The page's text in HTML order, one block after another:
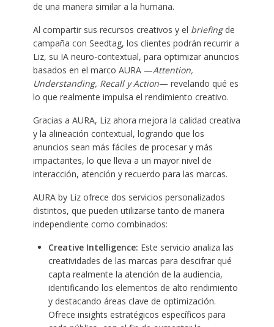
de una manera similar a la humana.
Al compartir sus recursos creativos y el briefingde
campaña con Seedtag, los clientes podrán recurrir a
Liz, su IA neuro-contextual, para optimizar anuncios
basados en el marco AURA —Attention,
Understanding, Recall y Action— revelando qué es
lo que realmente impulsa el rendimiento creativo.
Gracias a AURA, Liz ahora mejora la calidad creativa
y la alineación contextual, logrando que los
anuncios sean más fáciles de procesar y más
impactantes, lo que lleva a un mayor nivel de
interacción, atención y recuerdo para las marcas.
AURA by Liz ofrece dos servicios personalizados
distintos, que pueden utilizarse tanto de manera
independiente como combinados:
Creative Intelligence: Este servicio analiza las
creatividades de las marcas para descifrar qué
capta realmente la atención de la audiencia,
identificando los elementos de alto rendimiento
y destacando áreas clave de optimización.
Ofrece insights estratégicos específicos para